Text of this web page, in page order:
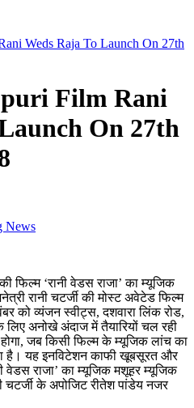
Weds Raja To Launch On 27th
Film Rani
On 27th
News
फिल्‍म ‘रानी वेडस राजा’ का म्‍यूजिक
रानी चटर्जी की मोस्‍ट अवेटेड फिल्‍म
को व्‍यंजन स्‍वीट्स, दशवारा लिंक रोड,
अनोखे अंदाज में तैयारियों चल रही
जब किसी फिल्‍म के म्‍यूजिक लांच का
है। यह इनविटेशन काफी खूबसूरत और
वेडस राजा’ का म्‍यूजिक मशूहर म्‍यूजिक
चटर्जी के अपोजिट रीतेश पांडेय नजर